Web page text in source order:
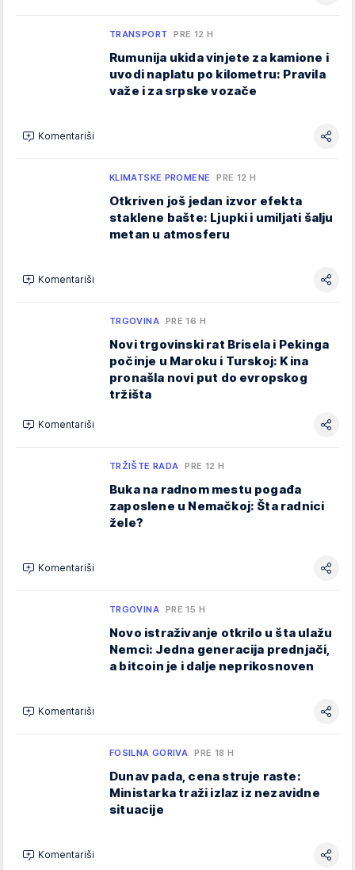
TRANSPORT PRE 12 H
Rumunija ukida vinjete za kamione i
uvodi naplatu po kilometru: Pravila
važe i za srpske vozače
Komentariši
KLIMATSKE PROMENE PRE 12 H
Otkriven još jedan izvor efekta
staklene bašte: Ljupki i umiljati šalju
metan u atmosferu
Komentariši
TRGOVINA PRE 16 H
Novi trgovinski rat Brisela i Pekinga
počinje u Maroku i Turskoj: Kina
pronašla novi put do evropskog
tržišta
Komentariši
TRŽIŠTE RADA PRE 12 H
Buka na radnom mestu pogađa
zaposlene u Nemačkoj: Šta radnici
žele?
Komentariši
TRGOVINA PRE 15 H
Novo istraživanje otkrilo u šta ulažu
Nemci: Jedna generacija prednjači,
a bitcoin je i dalje neprikosnoven
Komentariši
FOSILNA GORIVA PRE 18 H
Dunav pada, cena struje raste:
Ministarka traži izlaz iz nezavidne
situacije
Komentariši